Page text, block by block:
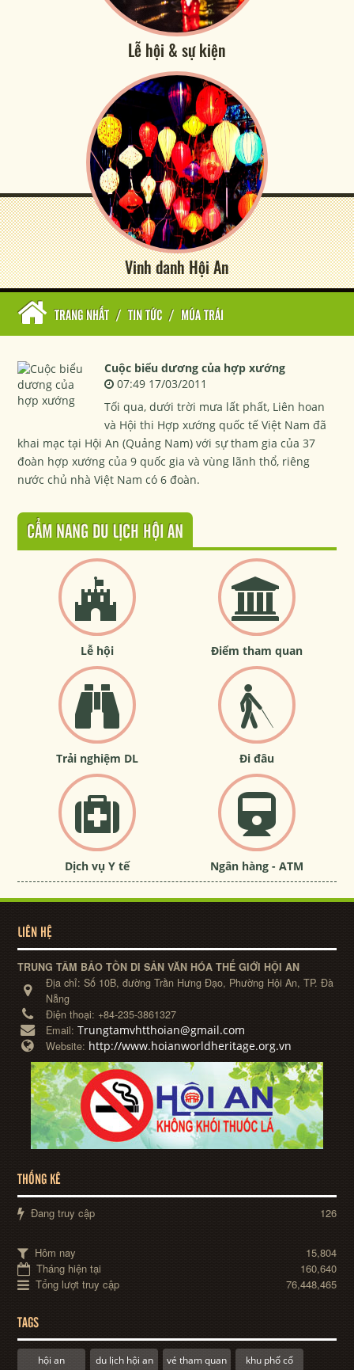
Lễ hội & sự kiện
Vinh danh Hội An
TRANG NHẤT / TIN TỨC / MÚA TRÁI
Cuộc biểu dương của hợp xướng
07:49 17/03/2011
Tối qua, dưới trời mưa lất phất, Liên hoan
và Hội thi Hợp xướng quốc tế Việt Nam đã
khai mạc tại Hội An (Quảng Nam) với sự tham gia của 37
đoàn hợp xướng của 9 quốc gia và vùng lãnh thổ, riêng
nước chủ nhà Việt Nam có 6 đoàn.
CẨM NANG DU LỊCH HỘI AN
Lễ hội Điểm tham quan
Trải nghiệm DL Đi đâu
Dịch vụ Y tế Ngân hàng - ATM
LIÊN HỆ
TRUNG TÂM BẢO TỒN DI SẢN VĂN HÓA THẾ GIỚI HỘI AN
Địa chỉ:Số 10B, đường Trần Hưng Đạo, Phường Hội An, TP. Đà
Nẵng
Điện thoại: +84-235-3861327
Email:Trungtamvhtthoian@gmail.com
Website: http://www.hoianworldheritage.org.vn
THỐNG KÊ
Đang truy cập 126
Hôm nay
15,804
Tháng hiện tại
160,640
Tổng lượt truy cập
76,448,465
TAGS
hội an du lịch hội an vé tham quan khu phố cổ